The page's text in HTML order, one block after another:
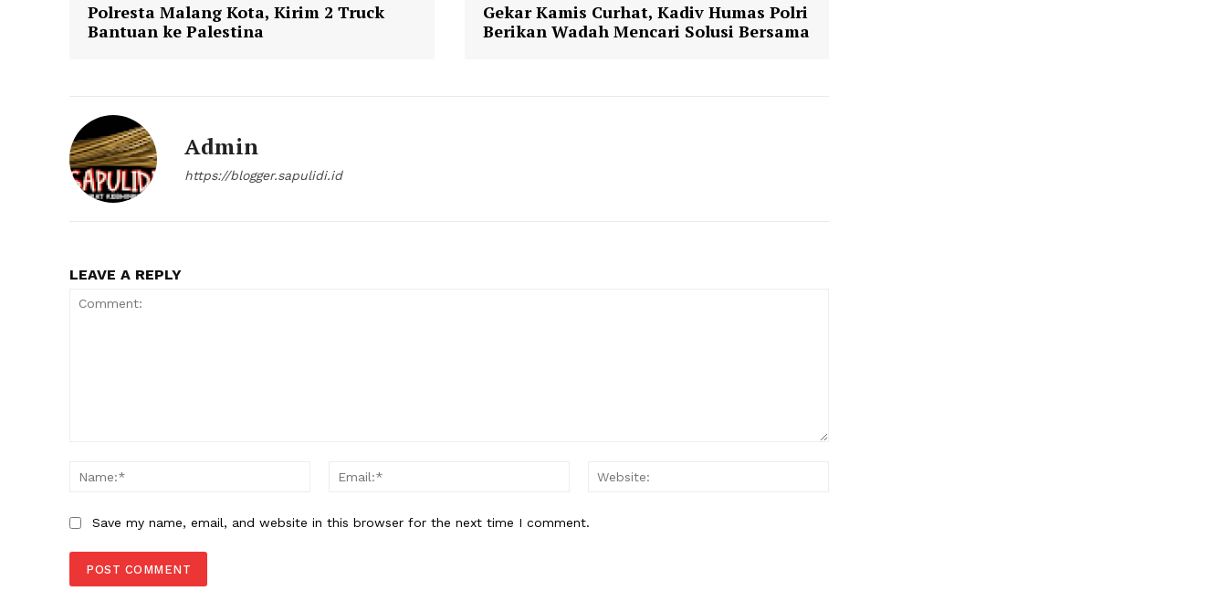
Polresta Malang Kota, Kirim 2 Truck
Bantuan ke Palestina
Gekar Kamis Curhat, Kadiv Humas Polri
Berikan Wadah Mencari Solusi Bersama
Admin
https://blogger.sapulidi.id
LEAVE A REPLY
Name:*
Email:*
Save my name, email, and website in this browser for the next time I comment.